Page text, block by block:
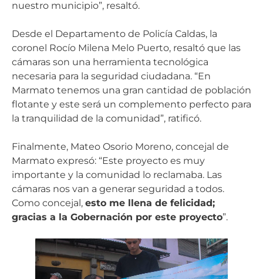
nuestro municipio”, resaltó.
Desde el Departamento de Policía Caldas, la
coronel Rocío Milena Melo Puerto, resaltó que las
cámaras son una herramienta tecnológica
necesaria para la seguridad ciudadana. “En
Marmato tenemos una gran cantidad de población
flotante y este será un complemento perfecto para
la tranquilidad de la comunidad”, ratificó.
Finalmente, Mateo Osorio Moreno, concejal de
Marmato expresó: “Este proyecto es muy
importante y la comunidad lo reclamaba. Las
cámaras nos van a generar seguridad a todos.
Como concejal, esto me llena de felicidad;
gracias a la Gobernación por este proyecto”.